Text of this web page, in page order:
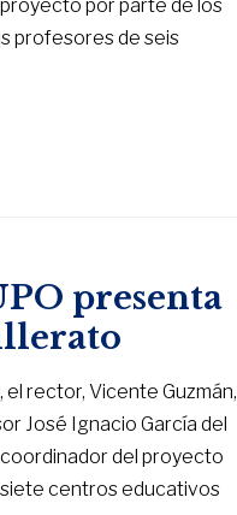
por parte de los
profesores de seis
presenta
el rector, Vicente Guzmán,
José Ignacio García del
del proyecto
centros educativos